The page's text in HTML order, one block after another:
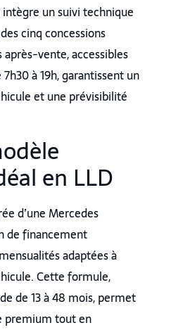
un suivi technique
cinq concessions
après-vente, accessibles
à 19h, garantissent un
et une prévisibilité
en LLD
d’une Mercedes
de financement
adaptées à
Cette formule,
de 13 à 48 mois, permet
premium tout en